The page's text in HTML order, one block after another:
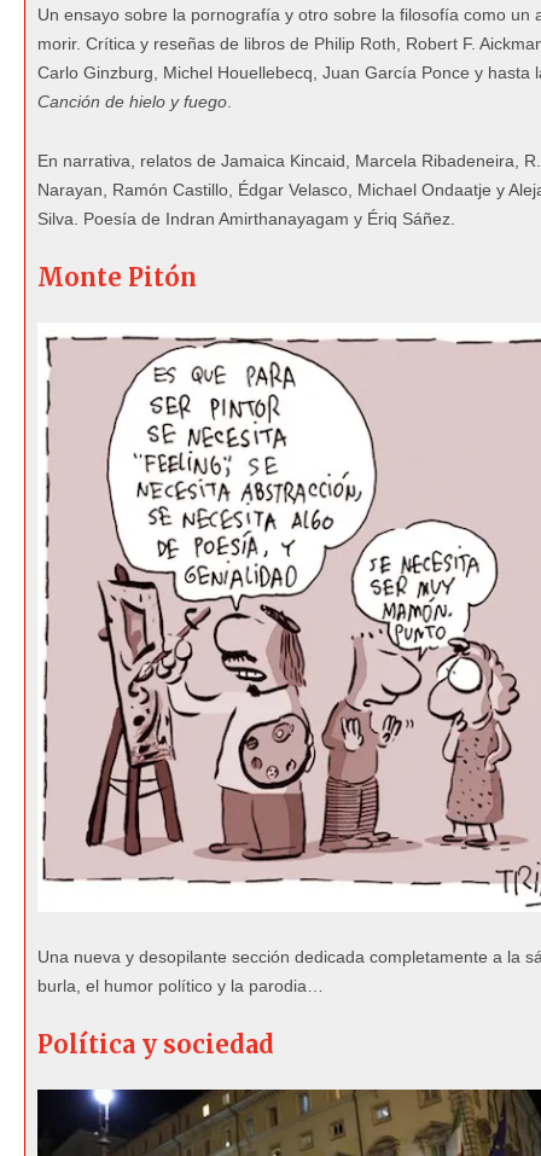
Un ensayo sobre la pornografía y otro sobre la filosofía como un
morir. Crítica y reseñas de libros de Philip Roth, Robert F.
Carlo Ginzburg, Michel Houellebecq, Juan García Ponce y hasta
Canción de hielo y fuego.
En narrativa, relatos de Jamaica Kincaid, Marcela Ribadeneira,
Narayan, Ramón Castillo, Édgar Velasco, Michael Ondaatje y
Silva. Poesía de Indran Amirthanayagam y Ériq Sáñez.
Monte Pitón
Una nueva y desopilante sección dedicada completamente a la
burla, el humor político y la parodia…
Política y sociedad